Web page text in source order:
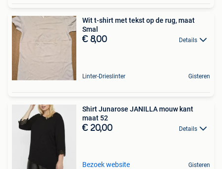
Wit t-shirt met tekst op de rug, maat
Smal
€ 8,00 Details
Linter-Drieslinter Gisteren
Shirt Junarose JANILLA mouw kant
maat 52
€ 20,00 Details
Bezoek website Gisteren